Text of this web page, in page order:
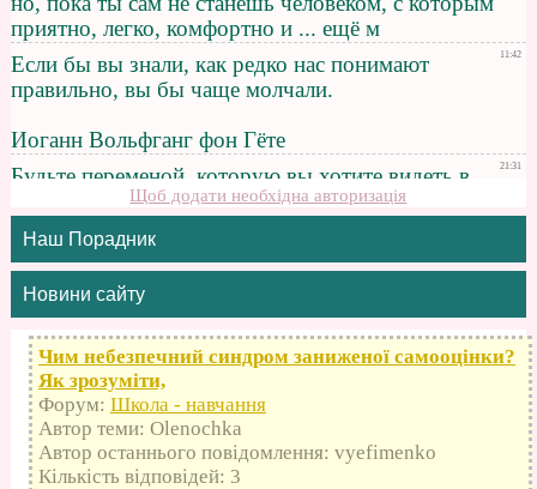
Щоб додати необхідна авторизація
Наш Порадник
Новини сайту
Чим небезпечний синдром заниженої самооцінки?
Як зрозуміти,
Форум: Школа - навчання
Автор теми: Olenochka
Автор останнього повідомлення: vyefimenko
Кількість відповідей: 3